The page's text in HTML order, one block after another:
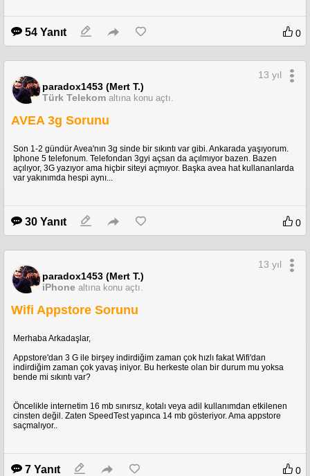
54 Yanıt 0
paradox1453 (Mert T.)
Türk Telekom altına konu açtı.
13 yıl
AVEA 3g Sorunu
Son 1-2 gündür Avea'nın 3g sinde bir sıkıntı var gibi. Ankarada yaşıyorum.
Iphone 5 telefonum. Telefondan 3gyi açsan da açılmıyor bazen. Bazen
açılıyor, 3G yazıyor ama hiçbir siteyi açmıyor. Başka avea hat kullananlarda
var yakınımda hespi aynı...
30 Yanıt 0
paradox1453 (Mert T.)
iPhone altına konu açtı.
13 yıl
Wifi Appstore Sorunu
Merhaba Arkadaşlar,
Appstore'dan 3 G ile birşey indirdiğim zaman çok hızlı fakat Wifi'dan
indirdiğim zaman çok yavaş iniyor. Bu herkeste olan bir durum mu yoksa
bende mi sıkıntı var?
Öncelikle internetim 16 mb sınırsız, kotalı veya adil kullanımdan etkilenen
cinsten değil. Zaten SpeedTest yapınca 14 mb gösteriyor. Ama appstore
saçmalıyor..
7 Yanıt 0